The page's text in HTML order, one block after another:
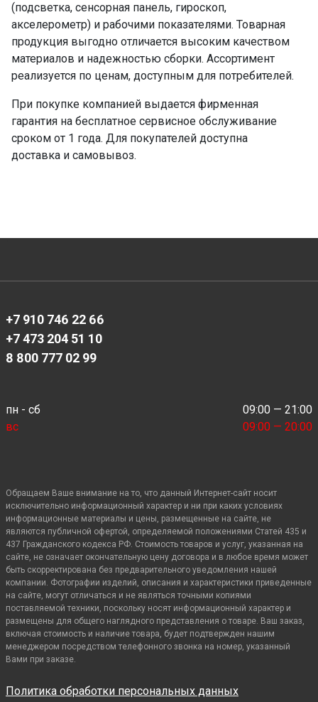
(подсветка, сенсорная панель, гироскоп,
акселерометр) и рабочими показателями. Товарная
продукция выгодно отличается высоким качеством
материалов и надежностью сборки. Ассортимент
реализуется по ценам, доступным для потребителей.
При покупке компанией выдается фирменная
гарантия на бесплатное сервисное обслуживание
сроком от 1 года. Для покупателей доступна
доставка и самовывоз.
+7 910 746 22 66
+7 473 204 51 10
8 800 777 02 99
пн - сб
09:00 — 21:00
вс
09:00 — 20:00
Обращаем Ваше внимание на то, что данный Интернет-сайт носит
исключительно информационный характер и ни при каких условиях
информационные материалы и цены, размещенные на сайте, не
являются публичной офертой, определяемой положениями Статей 435 и
437 Гражданского кодекса РФ. Стоимость товаров и услуг, указанная на
сайте, не означает окончательную цену договора и в любое время может
быть скорректирована без предварительного уведомления нашей
компании. Фотографии изделий, описания и характеристики приведенные
на сайте, могут отличаться и не являться точными копиями
поставляемой техники, поскольку носят информационный характер и
размещены для общего наглядного представления о товаре. Ваш заказ,
включая стоимость и наличие товара, будет подтвержден нашим
менеджером посредством телефонного звонка на номер, указанный
Вами при заказе.
Политика обработки персональных данных